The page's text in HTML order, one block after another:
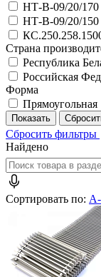
НТ-В-09/20/170
НТ-В-09/20/150
Страна
Республика
Российская
Форма
Прямоугольная
Сбросить фильтры
Найдено
Сортировать по: